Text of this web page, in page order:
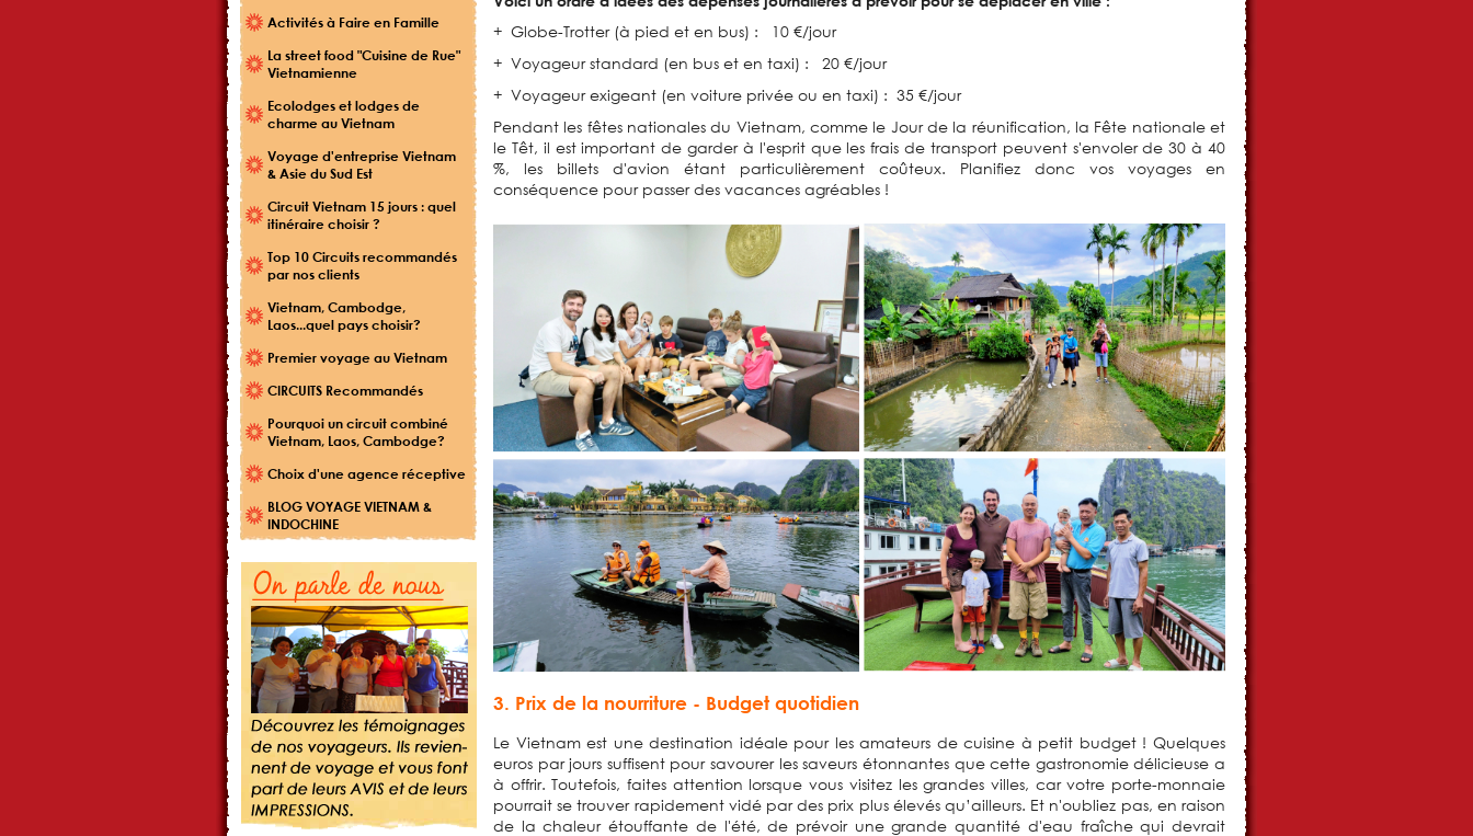
Activités à Faire en Famille
La street food "Cuisine de Rue"
Vietnamienne
Ecolodges et lodges de
charme au Vietnam
Voyage d'entreprise Vietnam
& Asie du Sud Est
Circuit Vietnam 15 jours : quel
itinéraire choisir ?
Top 10 Circuits recommandés
par nos clients
Vietnam, Cambodge,
Laos...quel pays choisir?
Premier voyage au Vietnam
CIRCUITS Recommandés
Pourquoi un circuit combiné
Vietnam, Laos, Cambodge?
Choix d'une agence réceptive
BLOG VOYAGE VIETNAM &
INDOCHINE
+ Globe-Trotter (à pied et en bus) : 10 €/jour
+ Voyageur standard (en bus et en taxi) : 20 €/jour
+ Voyageur exigeant (en voiture privée ou en taxi) : 35 €/jour
Pendant les fêtes nationales du Vietnam, comme le Jour de la réunification, la Fête nationale et
le Têt, il est important de garder à l'esprit que les frais de transport peuvent s'envoler de 30 à 40
%, les billets d'avion étant particulièrement coûteux. Planifiez donc vos voyages en
conséquence pour passer des vacances agréables !
3. Prix de la nourriture - Budget quotidien
Le Vietnam est une destination idéale pour les amateurs de cuisine à petit budget ! Quelques
euros par jours suffisent pour savourer les saveurs étonnantes que cette gastronomie délicieuse a
à offrir. Toutefois, faites attention lorsque vous visitez les grandes villes, car votre porte-monnaie
pourrait se trouver rapidement vidé par des prix plus élevés qu’ailleurs. Et n'oubliez pas, en raison
de la chaleur étouffante de l'été, de prévoir une grande quantité d'eau fraîche qui devrait